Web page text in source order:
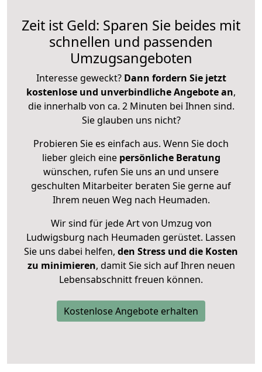
Zeit ist Geld: Sparen Sie beides mit
schnellen und passenden
Umzugsangeboten
Interesse geweckt? Dann fordern Sie jetzt
kostenlose und unverbindliche Angebote an,
die innerhalb von ca. 2 Minuten bei Ihnen sind.
Sie glauben uns nicht?
Probieren Sie es einfach aus. Wenn Sie doch
lieber gleich eine persönliche Beratung
wünschen, rufen Sie uns an und unsere
geschulten Mitarbeiter beraten Sie gerne auf
Ihrem neuen Weg nach Heumaden.
Wir sind für jede Art von Umzug von
Ludwigsburg nach Heumaden gerüstet. Lassen
Sie uns dabei helfen, den Stress und die Kosten
zu minimieren, damit Sie sich auf Ihren neuen
Lebensabschnitt freuen können.
Kostenlose Angebote erhalten